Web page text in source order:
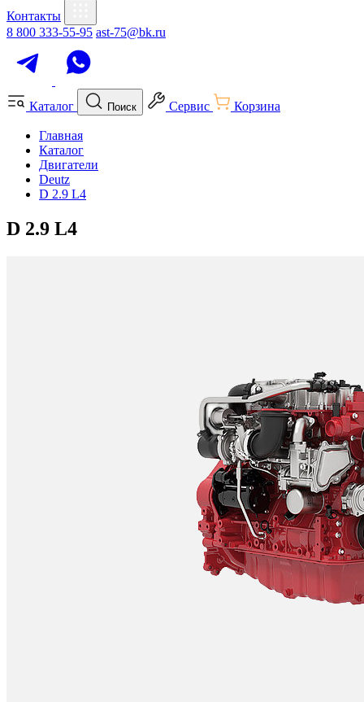
Контакты
8 800 333-55-95 ast-75@bk.ru
Каталог Поиск Сервис Корзина
Главная
Каталог
Двигатели
Deutz
D 2.9 L4
D 2.9 L4